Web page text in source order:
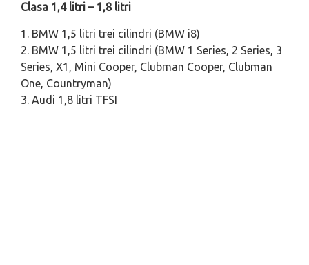
Clasa 1,4 litri – 1,8 litri
1. BMW 1,5 litri trei cilindri (BMW i8)
2. BMW 1,5 litri trei cilindri (BMW 1 Series, 2 Series, 3
Series, X1, Mini Cooper, Clubman Cooper, Clubman
One, Countryman)
3. Audi 1,8 litri TFSI